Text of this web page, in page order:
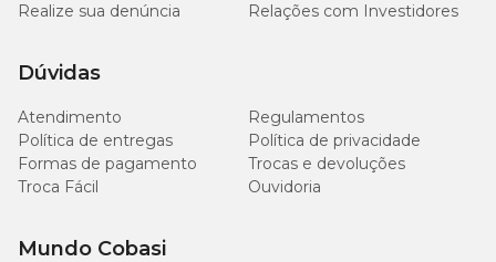
Realize sua denúncia
Relações com Investidores
Dúvidas
Atendimento
Regulamentos
Política de entregas
Política de privacidade
Formas de pagamento
Trocas e devoluções
Troca Fácil
Ouvidoria
Mundo Cobasi